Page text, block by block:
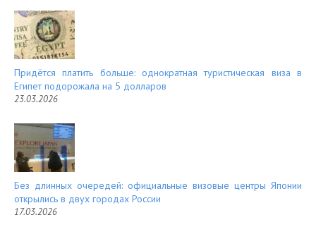
Придётся платить больше: однократная туристическая виза в
Египет подорожала на 5 долларов
23.03.2026
Без длинных очередей: официальные визовые центры Японии
открылись в двух городах России
17.03.2026